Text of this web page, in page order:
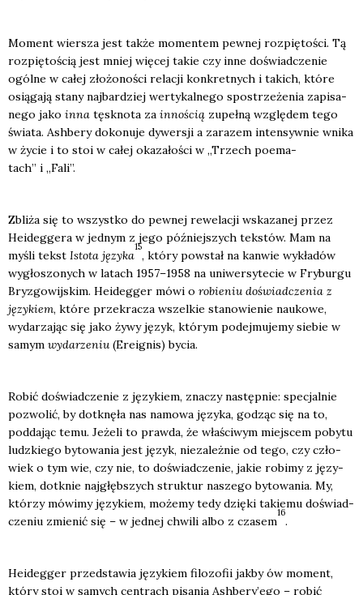
Moment wier­sza jest tak­że momen­tem pew­nej roz­pię­to­ści. Tą
roz­pię­to­ścią jest mniej wię­cej takie czy inne doświad­cze­nie
ogól­ne w całej zło­żo­no­ści rela­cji kon­kret­nych i takich, któ­re
osią­ga­ją sta­ny naj­bar­dziej wer­ty­kal­ne­go spo­strze­że­nia zapi­sa­
ne­go jako inna tęsk­no­ta za inno­ścią zupeł­ną wzglę­dem tego
świa­ta. Ash­be­ry doko­nu­je dywer­sji a zara­zem inten­syw­nie wni­ka
w życie i to stoi w całej oka­za­ło­ści w „Trzech poema­
tach” i „Fali”.
Zbli­ża się to wszyst­ko do pew­nej rewe­la­cji wska­za­nej przez
Heideg­ge­ra w jed­nym z jego póź­niej­szych tek­stów. Mam na
myśli tekst Isto­ta języ­ka
15
, któ­ry powstał na kan­wie wykła­dów
wygło­szo­nych w latach 1957–1958 na uni­wer­sy­te­cie w Fry­bur­gu
Bry­zgo­wij­skim. Heideg­ger mówi o robie­niu doświad­cze­nia z
języ­kiem, któ­re prze­kra­cza wszel­kie sta­no­wie­nie nauko­we,
wyda­rza­jąc się jako żywy język, któ­rym podej­mu­je­my sie­bie w
samym wyda­rze­niu(Ere­ignis) bycia.
Robić doświad­cze­nie z języ­kiem, zna­czy następ­nie: spe­cjal­nie
pozwo­lić, by dotknę­ła nas namo­wa języ­ka, godząc się na to,
pod­da­jąc temu. Jeże­li to praw­da, że wła­ści­wym miej­scem poby­tu
ludz­kie­go byto­wa­nia jest język, nie­za­leż­nie od tego, czy czło­
wiek o tym wie, czy nie, to doświad­cze­nie, jakie robi­my z języ­
kiem, dotknie naj­głęb­szych struk­tur nasze­go byto­wa­nia. My,
któ­rzy mówi­my języ­kiem, może­my tedy dzię­ki takie­mu doświad­
cze­niu zmie­nić się – w jed­nej chwi­li albo z cza­sem
16
.
Heideg­ger przed­sta­wia języ­kiem filo­zo­fii jak­by ów moment,
któ­ry stoi w samych cen­trach pisa­nia Ashbery’ego – robić